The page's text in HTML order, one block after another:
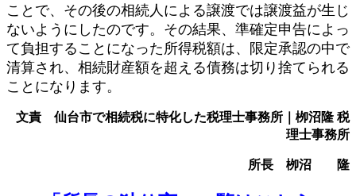
ことで、その後の相続人による譲渡では譲渡益が生じ
ないようにしたのです。その結果、準確定申告によっ
て負担することになった所得税額は、限定承認の中で
清算され、相続財産額を超える債務は切り捨てられる
ことになります。
文責 仙台市で相続税に特化した税理士事務所｜栁沼隆 税
理士事務所
所長 栁沼 隆